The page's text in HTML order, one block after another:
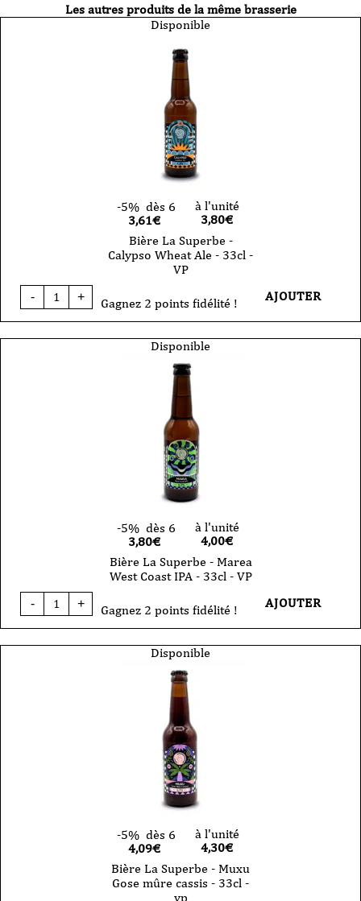
Les autres produits de la même brasserie
Disponible
-5% dès 6
3,61€
à l'unité
3,80€
Bière La Superbe -
Calypso Wheat Ale - 33cl -
VP
-
quantité
de
Superbe
+ Gagnez 2 points fidélité ! AJOUTER
Disponible
-5% dès 6
3,80€
à l'unité
4,00€
Bière La Superbe - Marea
West Coast IPA - 33cl - VP
-
quantité
de
Superbe
+ Gagnez 2 points fidélité ! AJOUTER
Disponible
-5% dès 6
4,09€
à l'unité
4,30€
Bière La Superbe - Muxu
Gose mûre cassis - 33cl -
vp